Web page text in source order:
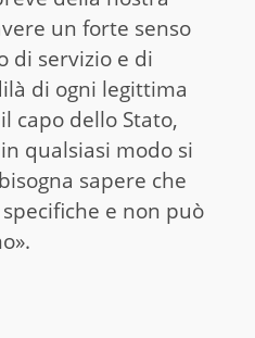
un forte senso
di servizio e di
di ogni legittima
capo dello Stato,
qualsiasi modo si
sapere che
e non può